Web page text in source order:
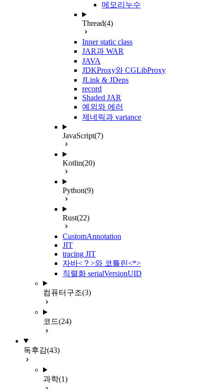
메모리누수
Thread(4)
Inner static class
JAR과 WAR
JAVA
JDKProxy와 CGLibProxy
JLink & JDeps
record
Shaded JAR
예외와 에러
제네릭과 variance
JavaScript(7)
Kotlin(20)
Python(9)
Rust(22)
CustomAnnotation
JIT
tracing JIT
자바<？>와 코틀린<*>
직렬화 serialVersionUID
컴퓨터구조(3)
코드(24)
독후감(43)
과학(1)